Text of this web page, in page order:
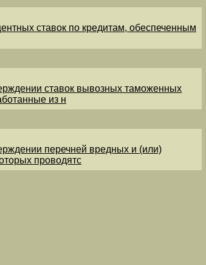
ставок по кредитам, обеспеченным
ставок вывозных таможенных
из н
перечней вредных и (или)
проводятс